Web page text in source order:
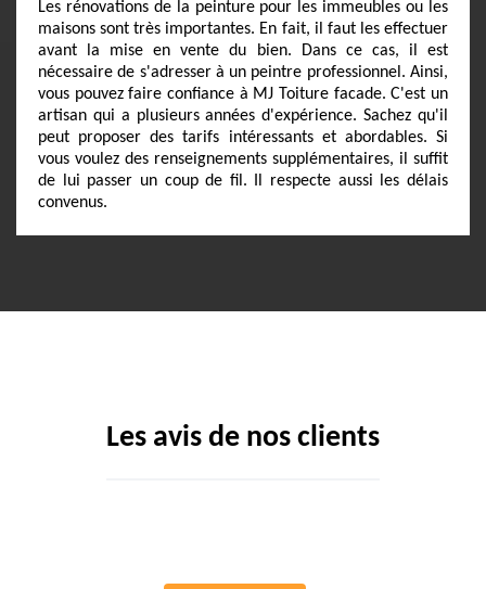
Les rénovations de la peinture pour les immeubles ou les
maisons sont très importantes. En fait, il faut les effectuer
avant la mise en vente du bien. Dans ce cas, il est
nécessaire de s'adresser à un peintre professionnel. Ainsi,
vous pouvez faire confiance à MJ Toiture facade. C'est un
artisan qui a plusieurs années d'expérience. Sachez qu'il
peut proposer des tarifs intéressants et abordables. Si
vous voulez des renseignements supplémentaires, il suffit
de lui passer un coup de fil. Il respecte aussi les délais
convenus.
Les avis de nos clients